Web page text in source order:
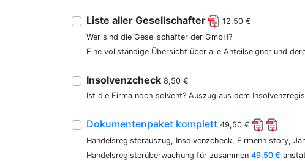
Liste aller Gesellschafter
12,50 €
Wer sind die Gesellschafter der GmbH?
Eine vollständige Übersicht über alle Anteilseigner und
Insolvenzcheck 8,50 €
Ist die Firma noch solvent? Auszug aus dem
Dokumentenpaket komplett 49,50 €
Handelsregisterauszug, Insolvenzcheck, Firmenhistory,
Handelsregisterüberwachung für zusammen 49,50 €